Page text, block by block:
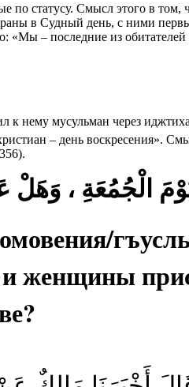
статусу. Смысл этого в том,
в Судный день, с ними
– последние из
к нему мусульман через
– день воскресения».
женщины